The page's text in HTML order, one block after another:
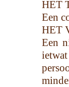
HET
Een
HET
Een